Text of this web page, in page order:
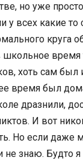
но уже
у всех какие то
круга
школьное время
хоть сам был
время был
дразнили,
И вот
Но если даже
знаю. Будто я